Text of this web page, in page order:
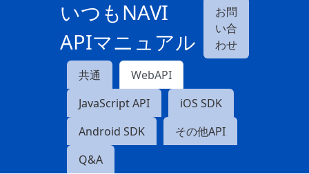
いつもNAVI
APIマニュアル
お問
い合
わせ
共通
WebAPI
JavaScript API
iOS SDK
Android SDK
その他API
Q&A